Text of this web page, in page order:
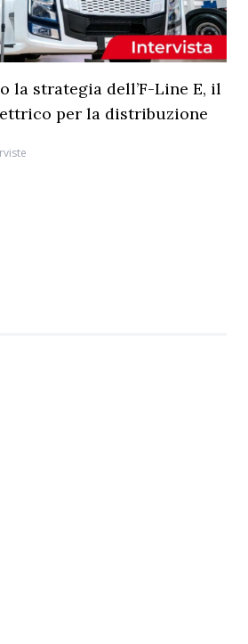
la strategia dell’F-Line E, il
per la distribuzione